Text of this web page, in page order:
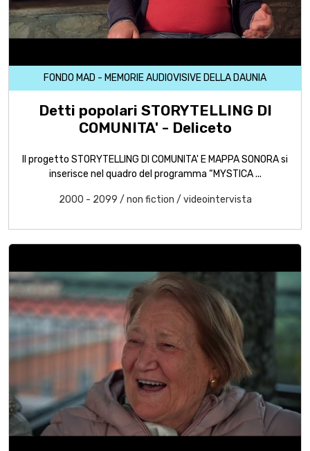
FONDO MAD - MEMORIE AUDIOVISIVE DELLA DAUNIA
Detti popolari STORYTELLING DI
COMUNITA' - Deliceto
Il progetto STORYTELLING DI COMUNITA' E MAPPA SONORA si
inserisce nel quadro del programma “MYSTICA ...
2000 - 2099 / non fiction / videointervista